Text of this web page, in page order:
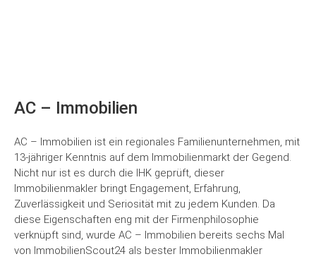
AC – Immobilien
AC – Immobilien ist ein regionales Familienunternehmen, mit
13-jähriger Kenntnis auf dem Immobilienmarkt der Gegend.
Nicht nur ist es durch die IHK geprüft, dieser
Immobilienmakler bringt Engagement, Erfahrung,
Zuverlässigkeit und Seriosität mit zu jedem Kunden. Da
diese Eigenschaften eng mit der Firmenphilosophie
verknüpft sind, wurde AC – Immobilien bereits sechs Mal
von ImmobilienScout24 als bester Immobilienmakler